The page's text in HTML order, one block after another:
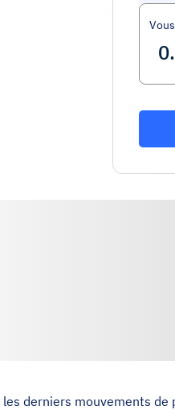
derniers mouvements de